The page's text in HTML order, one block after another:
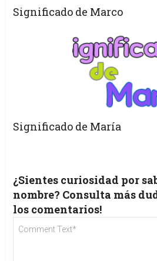
Significado de Marco
Significado de María
¿Sientes curiosidad por
nombre? Consulta más
los comentarios!